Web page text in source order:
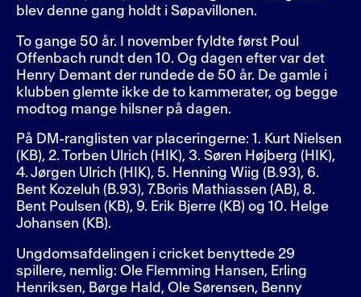
blev denne gang holdt i Søpavillonen.
To gange 50 år. I november fyldte først Poul
Offenbach rundt den 10. Og dagen efter var det
Henry Demant der rundede de 50 år. De gamle i
klubben glemte ikke de to kammerater, og begge
modtog mange hilsner på dagen.
På DM-ranglisten var placeringerne: 1. Kurt Nielsen
(KB), 2. Torben Ulrich (HIK), 3. Søren Højberg (HIK),
4. Jørgen Ulrich (HIK), 5. Henning Wiig (B.93), 6.
Bent Kozeluh (B.93), 7.Boris Mathiassen (AB), 8.
Bent Poulsen (KB), 9. Erik Bjerre (KB) og 10. Helge
Johansen (KB).
Ungdomsafdelingen i cricket benyttede 29
spillere, nemlig: Ole Flemming Hansen, Erling
Henriksen, Børge Hald, Ole Sørensen, Benny